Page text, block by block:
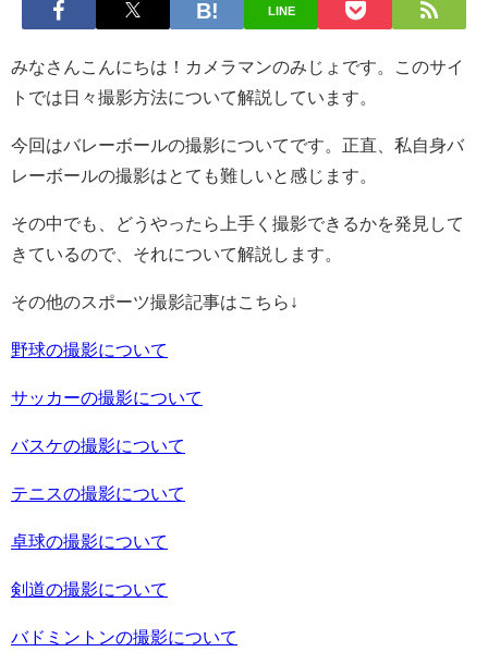
LINE
みなさんこんにちは！カメラマンのみじょです。このサイ
トでは日々撮影方法について解説しています。
今回はバレーボールの撮影についてです。正直、私自身バ
レーボールの撮影はとても難しいと感じます。
その中でも、どうやったら上手く撮影できるかを発見して
きているので、それについて解説します。
その他のスポーツ撮影記事はこちら↓
野球の撮影について
サッカーの撮影について
バスケの撮影について
テニスの撮影について
卓球の撮影について
剣道の撮影について
バドミントンの撮影について